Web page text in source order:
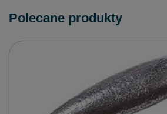
Polecane produkty